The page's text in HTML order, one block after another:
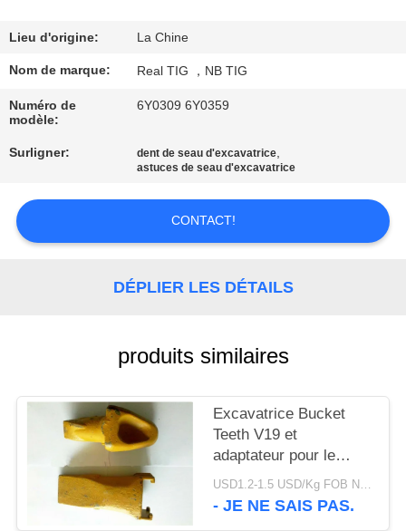
DE
QUALITÉ
NOUS
DEMANDEZ
UNE
CITATION
SITE
PRIVACY
POLICY
Lieu d'origine: La Chine
Nom de marque: Real TIG ，NB TIG
Numéro de
modèle:
6Y0309 6Y0359
Surligner: dent de seau d'excavatrice,
astuces de seau d'excavatrice
CONTACT!
DÉPLIER LES DÉTAILS
produits similaires
Excavatrice Bucket
Teeth V19 et
adaptateur pour le
travail de forage d'huile
et de mer
USD1.2-1.5 USD/Kg FOB Ningbo MOQ:2 tonnes
- JE NE SAIS PAS.